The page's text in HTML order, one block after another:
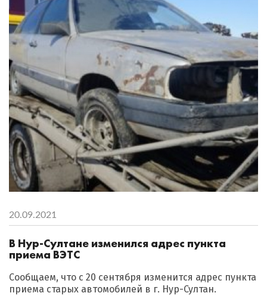
20.09.2021
В Нур-Султане изменился адрес пункта
приема ВЭТС
Сообщаем, что с 20 сентября изменится адрес пункта
приема старых автомобилей в г. Нур-Султан.